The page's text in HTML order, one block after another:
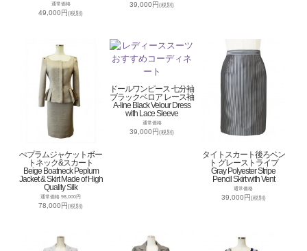
通常価格
49,000円(税別)
39,000円(税別)
ぺプラムジャケットボー
トネック&スカート
Beige Boatneck Peplum
Jacket & Skirt Made of High
Quality Silk
通常価格 98,000円
78,000円(税別)
ドールワンピース 七分袖
ブラックベロア レース袖
A-line Black Velour Dress
with Lace Sleeve
通常価格
39,000円(税別)
タイトスカート後ろベン
ト グレーストライプ
Gray Polyester Stripe
Pencil Skirt with Vent
通常価格
39,000円(税別)